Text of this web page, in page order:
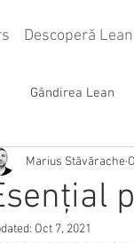
Descoperă Lean
Gândirea Lean
Kanban Gemba
Flow
Marius Stăvărache
Oct 7, 2021